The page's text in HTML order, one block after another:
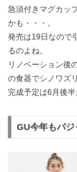
急須付きマグカッ
かも・・・。
発売は19日なので
るのよね。
リノベーション後
の食器でシノワズ
完成予定は6月後半
GU今年もパジ